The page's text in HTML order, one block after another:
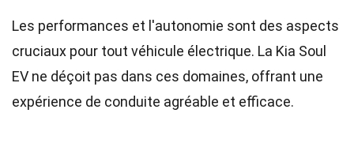
Les performances et l'autonomie sont des aspects
cruciaux pour tout véhicule électrique. La Kia Soul
EV ne déçoit pas dans ces domaines, offrant une
expérience de conduite agréable et efficace.